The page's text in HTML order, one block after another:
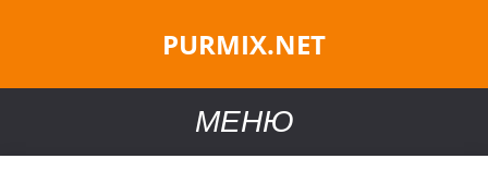
PURMIX.NET
МЕНЮ